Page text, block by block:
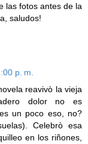
las fotos antes de la
saludos!
p. m.
reavivò la vieja
dolor no es
un poco eso, no?
Celebrò esa
en los riñones,